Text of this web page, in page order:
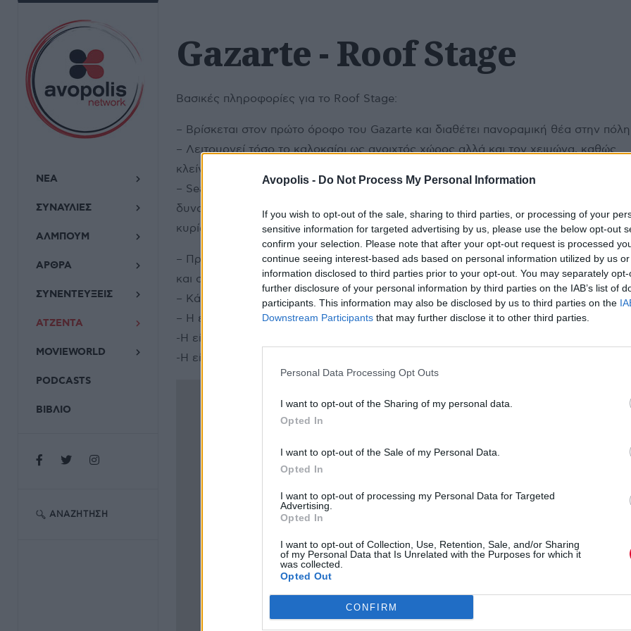
Avopolis - Do Not Process My Personal Information
If you wish to opt-out of the sale, sharing to third parties, or processing of your
sensitive information for targeted advertising by us, please use the below opt-out
confirm your selection. Please note that after your opt-out request is processed
continue seeing interest-based ads based on personal information utilized by us
information disclosed to third parties prior to your opt-out. You may separately
further disclosure of your personal information by third parties on the IAB’s list of
participants. This information may also be disclosed by us to third parties on the
Downstream Participants that may further disclose it to other third parties.
Personal Data Processing Opt Outs
I want to opt-out of the Sharing of my personal data.
Opted In
I want to opt-out of the Sale of my Personal Data.
Opted In
I want to opt-out of processing my Personal Data for Targeted
Advertising.
Opted In
I want to opt-out of Collection, Use, Retention, Sale, and/or Sharing
of my Personal Data that Is Unrelated with the Purposes for which it
was collected.
Opted Out
CONFIRM
ΝΕΑ
ΣΥΝΑΥΛΙΕΣ
ΑΛΜΠΟΥΜ
ΑΡΘΡΑ
ΣΥΝΕΝΤΕΥΞΕΙΣ
ΑΤΖΕΝΤΑ
MOVIEWORLD
PODCASTS
ΒΙΒΛΙΟ
ΑΝΑΖΉΤΗΣΗ
Gazarte - Roof Stage
Βασικές πληροφορίες για το Roof Stage:
– Βρίσκεται στον πρώτο όροφο του Gazarte και διαθέτει πανοραμική θέα στην
– Λειτουργεί τόσο το καλοκαίρι ως ανοιχτός χώρος αλλά και τον χειμώνα, καθώς
κλείνουν περιμετρικά τα τζάμια και η οροφή και υπάρχει θέρμανση.
– Seating: Στο Roof Stage ανάλογα με το πλάνο που θα δείτε στην προπώληση
δυνατότητα αριθμημένων τραπεζοκαθισμάτων, ωστόσο το στήσιμο είναι πιο χαλαρό
κυρίως με stools και σκαμπώ.
– Πρόσβαση: Από το κλιμακοστάσιο αλλά και με ανελκυστήρα. Δυνατότητα
και σε ΑΜΕΑ.
– Κάπνισμα: Πρόσβαση στο ίδιο επίπεδο σε βεράντα για κάπνισμα.
– Η είσοδος βρίσκεται επί της οδού Βουτάδων.
-Η είσοδος επιτρέπεται σε παιδιά άνω των 13 ετών, λόγω των υψηλών ντεσιμπέλ
-Η είσοδος των ανηλίκων επιτρέπεται πάντα με συνοδεία ενήλικου.
Βουτάδων 32, Αθήνα 118 54, Ελλάδα